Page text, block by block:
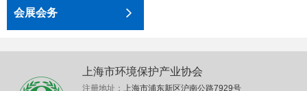
会展会务
上海市环境保护产业协会
注册地址： 上海市浦东新区沪南公路7929号